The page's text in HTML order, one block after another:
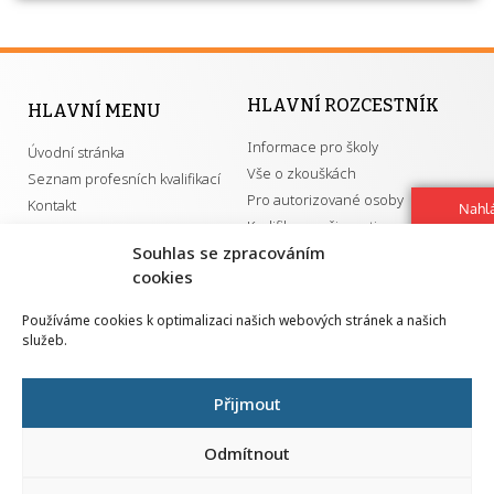
Souhlas se zpracováním
cookies
Používáme cookies k optimalizaci našich webových stránek a našich
služeb.
Přijmout
Odmítnout
HLAVNÍ MENU
Úvodní stránka
Seznam profesních kvalifikací
Kontakt
HLAVNÍ ROZCESTNÍK
Informace pro školy
Vše o zkouškách
Pro autorizované osoby
Kvalifikace a živnosti
GDPR
Národní pedagogický institut ČR
Senovážné náměstí 25
110 00 Praha 1